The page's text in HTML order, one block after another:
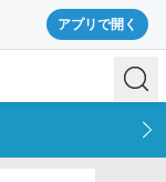
アプリで開く